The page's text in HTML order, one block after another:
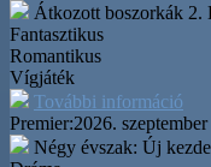
Átkozott boszorkák 2.
Fantasztikus
Romantikus
Vígjáték
További információ
Premier:2026.
Négy évszak: Új